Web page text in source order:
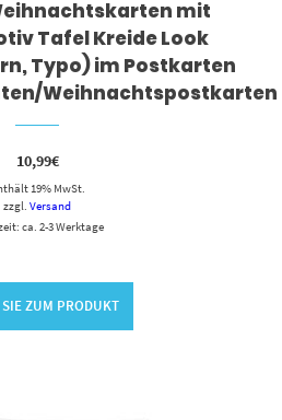
mit
Tafel Kreide Look
Typo) im Postkarten
Weihnachtspostkarten
10,99€
19% MwSt.
zzgl. Versand
ca. 2-3 Werktage
ZUM PRODUKT